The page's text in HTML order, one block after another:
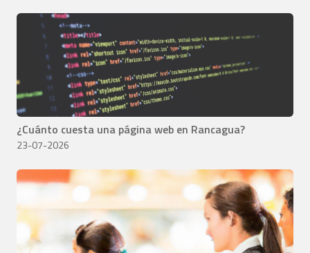
¿Cuánto cuesta una página web en Rancagua?
23-07-2026